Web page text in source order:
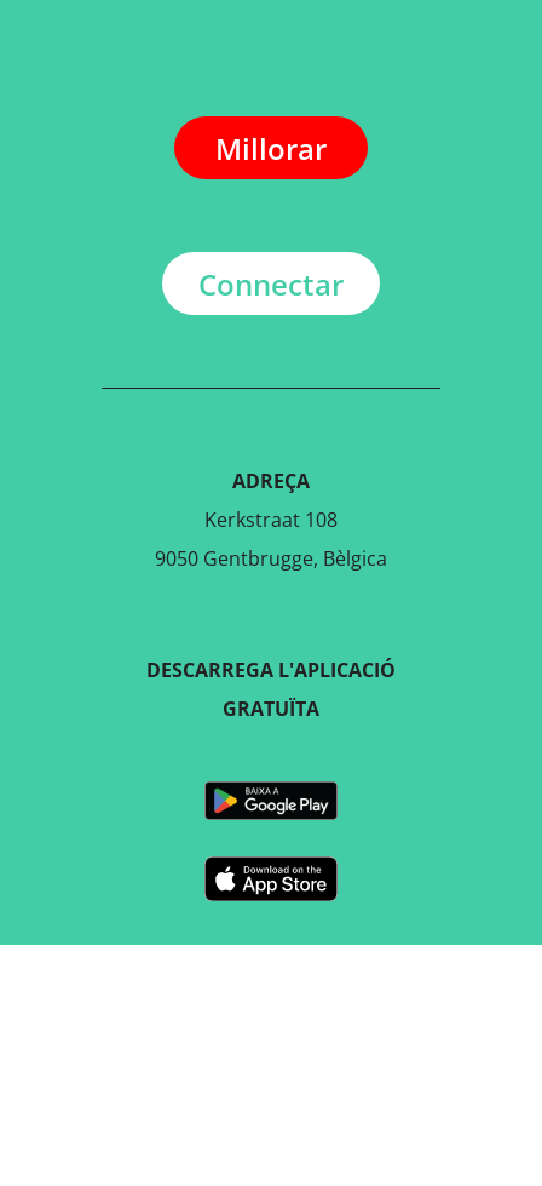
Millorar
Connectar
ADREÇA
Kerkstraat 108
9050 Gentbrugge, Bèlgica
DESCARREGA L'APLICACIÓ
GRATUÏTA